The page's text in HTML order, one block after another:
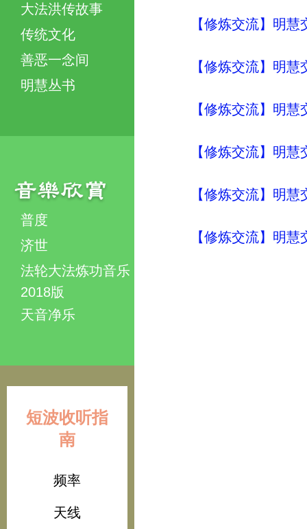
大法洪传故事
传统文化
善恶一念间
明慧丛书
普度
济世
法轮大法炼功音乐
2018版
天音净乐
短波收听指
南
频率
天线
【修炼交流】明
【修炼交流】明
【修炼交流】明
【修炼交流】明
【修炼交流】明
【修炼交流】明